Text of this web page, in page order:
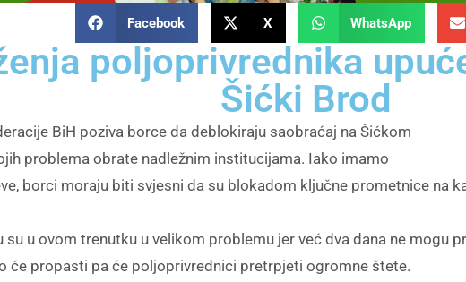
Facebook X WhatsApp
poljoprivrednika
Šićki Brod
BiH poziva borce da deblokiraju saobraćaj na Šićkom
problema obrate nadležnim institucijama. Iako imamo
borci moraju biti svjesni da su blokadom ključne prometnice na
su u ovom trenutku u velikom problemu jer već dva dana ne mogu
će propasti pa će poljoprivrednici pretrpjeti ogromne štete.